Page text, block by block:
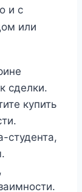
и с
или
сделки.
купить
студента,